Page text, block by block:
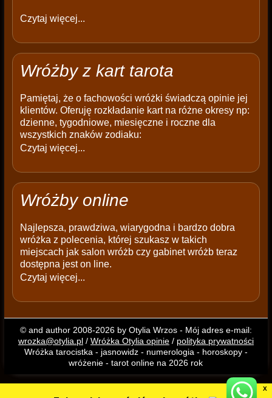
Czytaj więcej...
Wróżby z kart tarota
Pamiętaj, że o fachowości wróżki świadczą opinie jej
klientów. Oferuję rozkładanie kart na różne okresy np:
dzienne, tygodniowe, miesięczne i roczne dla
wszystkich znaków zodiaku:
Czytaj więcej...
Wróżby online
Najlepsza, prawdziwa, wiarygodna i bardzo dobra
wróżka z polecenia, której szukasz w takich
miejscach jak salon wróżb czy gabinet wróżb teraz
dostępna jest on line.
Czytaj więcej...
© and author 2008-2026 by Otylia Wrzos - Mój adres e-mail:
wrozka@otylia.pl/ Wróżka Otylia opinie/ polityka prywatności
Wróżka tarocistka - jasnowidz - numerologia - horoskopy -
wróżenie - tarot online na 2026 rok
X